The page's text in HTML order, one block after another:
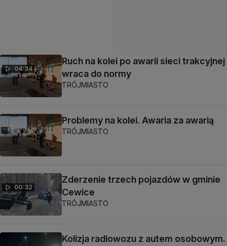
04:34
Ruch na kolei po awarii sieci trakcyjnej
wraca do normy
TRÓJMIASTO
Problemy na kolei. Awaria za awarią
TRÓJMIASTO
00:32
Zderzenie trzech pojazdów w gminie
Cewice
TRÓJMIASTO
Kolizja radiowozu z autem osobowym.